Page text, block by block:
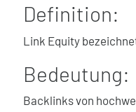
Definition:
Link Equity
Bedeutung:
Backlinks von